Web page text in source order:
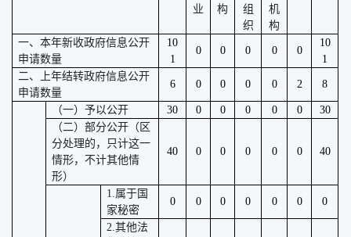
业
构
组
织
机
构
一、本年新收政府信息公开
申请数量
10
1
0 0 0 0 0
10
1
二、上年结转政府信息公开
申请数量
6 0 0 0 0 2 8
（一）予以公开 30 0 0 0 0 0
30
（二）部分公开（区
分处理的，只计这一
情形，不计其他情
形）
40 0 0 0 0 0 40
1.属于国
家秘密
0 0 0 0 0 0 0
2.其他法